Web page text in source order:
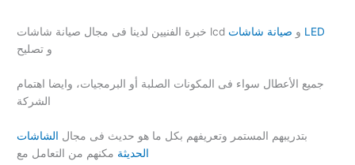
خبرة الفنيين لدينا فى مجال صيانة شاشات lcd و صيانة شاشات LED
و تصليح
جميع الأعطال سواء فى المكونات الصلبة أو البرمجيات، وايضا اهتمام
الشركة
بتدريبهم المستمر وتعريفهم بكل ما هو حديث فى مجال الشاشات
الحديثة مكنهم من التعامل مع